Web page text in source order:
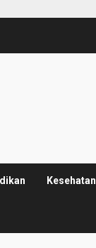
Kesehatan